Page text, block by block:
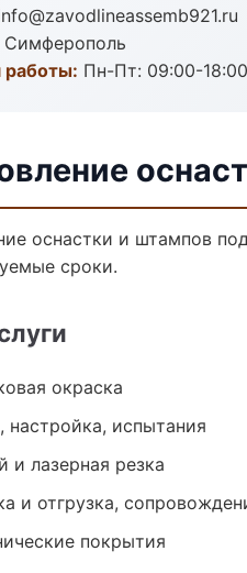
Симферополь
Пн-Пт: 09:00-
оснастки и штампов
сроки.
окраска
настройка, испытания
и лазерная резка
и отгрузка,
покрытия